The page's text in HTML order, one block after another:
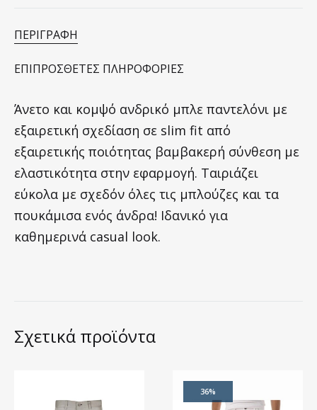
ΠΕΡΙΓΡΑΦΉ
ΕΠΙΠΡΌΣΘΕΤΕΣ ΠΛΗΡΟΦΟΡΊΕΣ
Άνετο και κομψό ανδρικό μπλε παντελόνι με
εξαιρετική σχεδίαση σε slim fit από
εξαιρετικής ποιότητας βαμβακερή σύνθεση με
ελαστικότητα στην εφαρμογή. Ταιριάζει
εύκολα με σχεδόν όλες τις μπλούζες και τα
πουκάμισα ενός άνδρα! Ιδανικό για
καθημερινά casual look.
Σχετικά προϊόντα
36%